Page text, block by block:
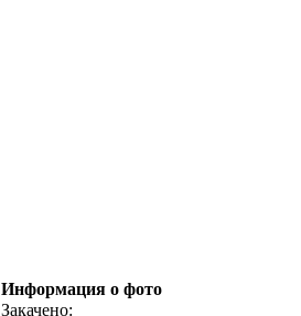
Информация о фото
Закачено: